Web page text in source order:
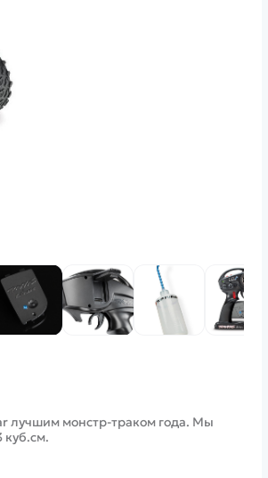
лучшим монстр-траком года. Мы
куб.см.
звонок